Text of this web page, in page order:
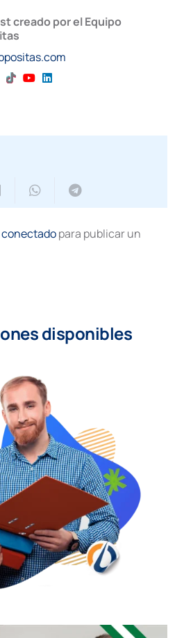
creado por el Equipo
conectadopara publicar un
disponibles